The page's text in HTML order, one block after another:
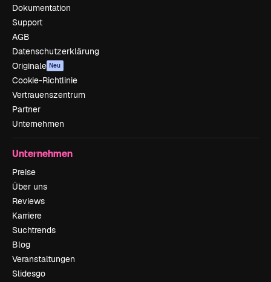
Dokumentation
Support
AGB
Datenschutzerklärung
Originale Neu
Cookie-Richtlinie
Vertrauenszentrum
Partner
Unternehmen
Unternehmen
Preise
Über uns
Reviews
Karriere
Suchtrends
Blog
Veranstaltungen
Slidesgo